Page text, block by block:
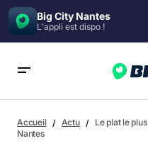
Big City Nantes
L'appli est dispo !
Accueil Actu
Le plat le
Nantes